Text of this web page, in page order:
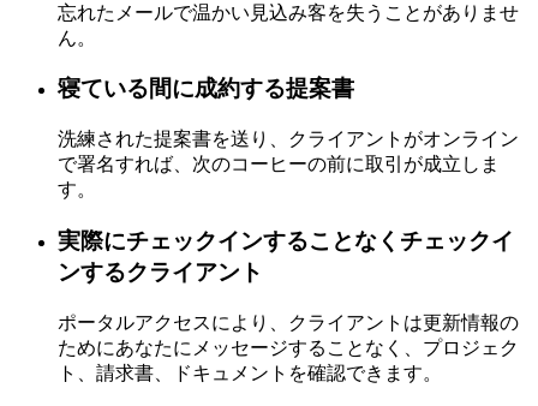
忘れたメールで温かい見込み客を失うことがありませ
ん。
寝ている間に成約する提案書
洗練された提案書を送り、クライアントがオンライン
で署名すれば、次のコーヒーの前に取引が成立しま
す。
実際にチェックインすることなくチェックイ
ンするクライアント
ポータルアクセスにより、クライアントは更新情報の
ためにあなたにメッセージすることなく、プロジェク
ト、請求書、ドキュメントを確認できます。